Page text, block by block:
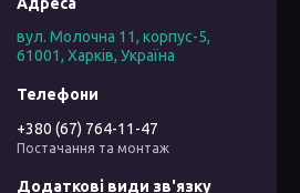
вул. Молочна 11, корпус-5,
61001, Харків, Україна
+380 (67) 764-11-47
Постачання та монтаж